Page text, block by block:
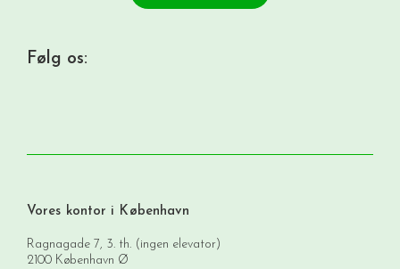
Følg os:
Vores kontor i København
Ragnagade 7, 3. th. (ingen elevator)
2100 København Ø